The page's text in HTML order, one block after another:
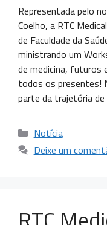
Representada pelo
Coelho, a RTC
de Faculdade da
ministrando um
de medicina, futuros
todos os presentes!
parte da trajetória de
Notícia
Deixe um